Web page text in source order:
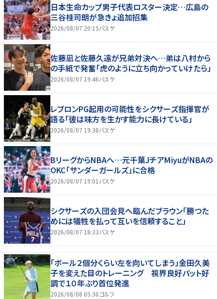
日本生命カップ男子代表ロスター決定…広島の
三谷桂司朗が急きょ追加招集
2026/08/07 20:15バスケ
佐藤凪と佐藤久遠が兄弟対決へ…弟は八村から
の手紙で発奮「虎のように立ち向かっていけたら」
2026/08/07 19:46バスケ
レブロンPG起用の可能性をシクサーズ指揮官が
語る「彼は味方を生かす能力に長けている」
2026/08/07 19:38バスケ
BリーグからNBAへ…元千葉JチアMiyuがNBAの
OKC「サンダーガールズ」に合格
2026/08/07 19:01 バスケ
シクサーズの入団会見へ臨んだブラウン「勝つた
めには犠牲を払って互いを信頼すること」
2026/08/07 18:33バスケ
「ボール２個分くらい左を向いてしまう」金田久美
子を変えた目のトレーニング 視界良好パット好
調で１０年ぶり首位発進
2026/08/08 05:30ゴルフ